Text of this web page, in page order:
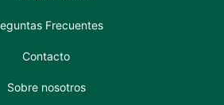
Frecuentes
Contacto
Sobre nosotros